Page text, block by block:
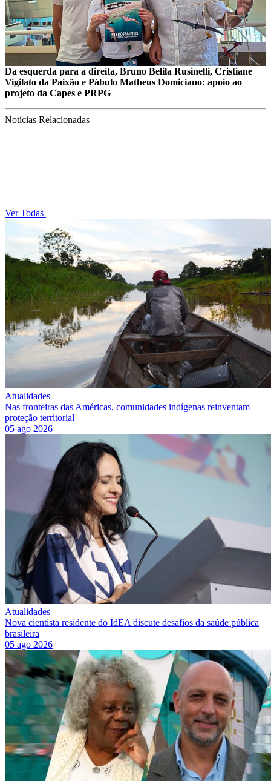
Da esquerda para a direita, Bruno Belila Rusinelli, Cristiane
Vigilato da Paixão e Pábulo Matheus Domiciano: apoio ao
projeto da Capes e PRPG
Notícias Relacionadas
Ver Todas
Atualidades
Nas fronteiras das Américas, comunidades indígenas reinventam
proteção territorial
05 ago 2026
Atualidades
Nova cientista residente do IdEA discute desafios da saúde pública
brasileira
05 ago 2026